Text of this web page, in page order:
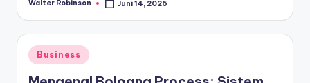
Posted
Walter Robinson Juni 14, 2026
Posted
in
Business